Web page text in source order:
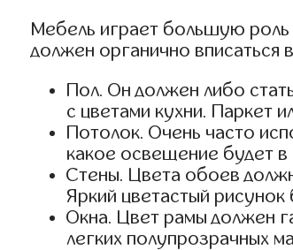
Мебель играет большую роль
должен органично
Пол. Он должен либо
с цветами кухни. Паркет
Потолок. Очень часто
какое освещение будет в
Стены. Цвета обоев
Яркий цветастый
Окна. Цвет рамы должен
легких полупрозрачных